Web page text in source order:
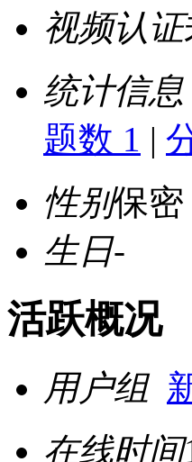
视频认证
统计信息
题数 1 |
性别保密
生日-
活跃概况
用户组
在线时间